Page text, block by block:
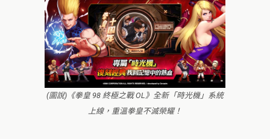
(圖說)《拳皇 98 終極之戰 OL》全新「時光機」系統
上線，重溫拳皇不滅榮耀！